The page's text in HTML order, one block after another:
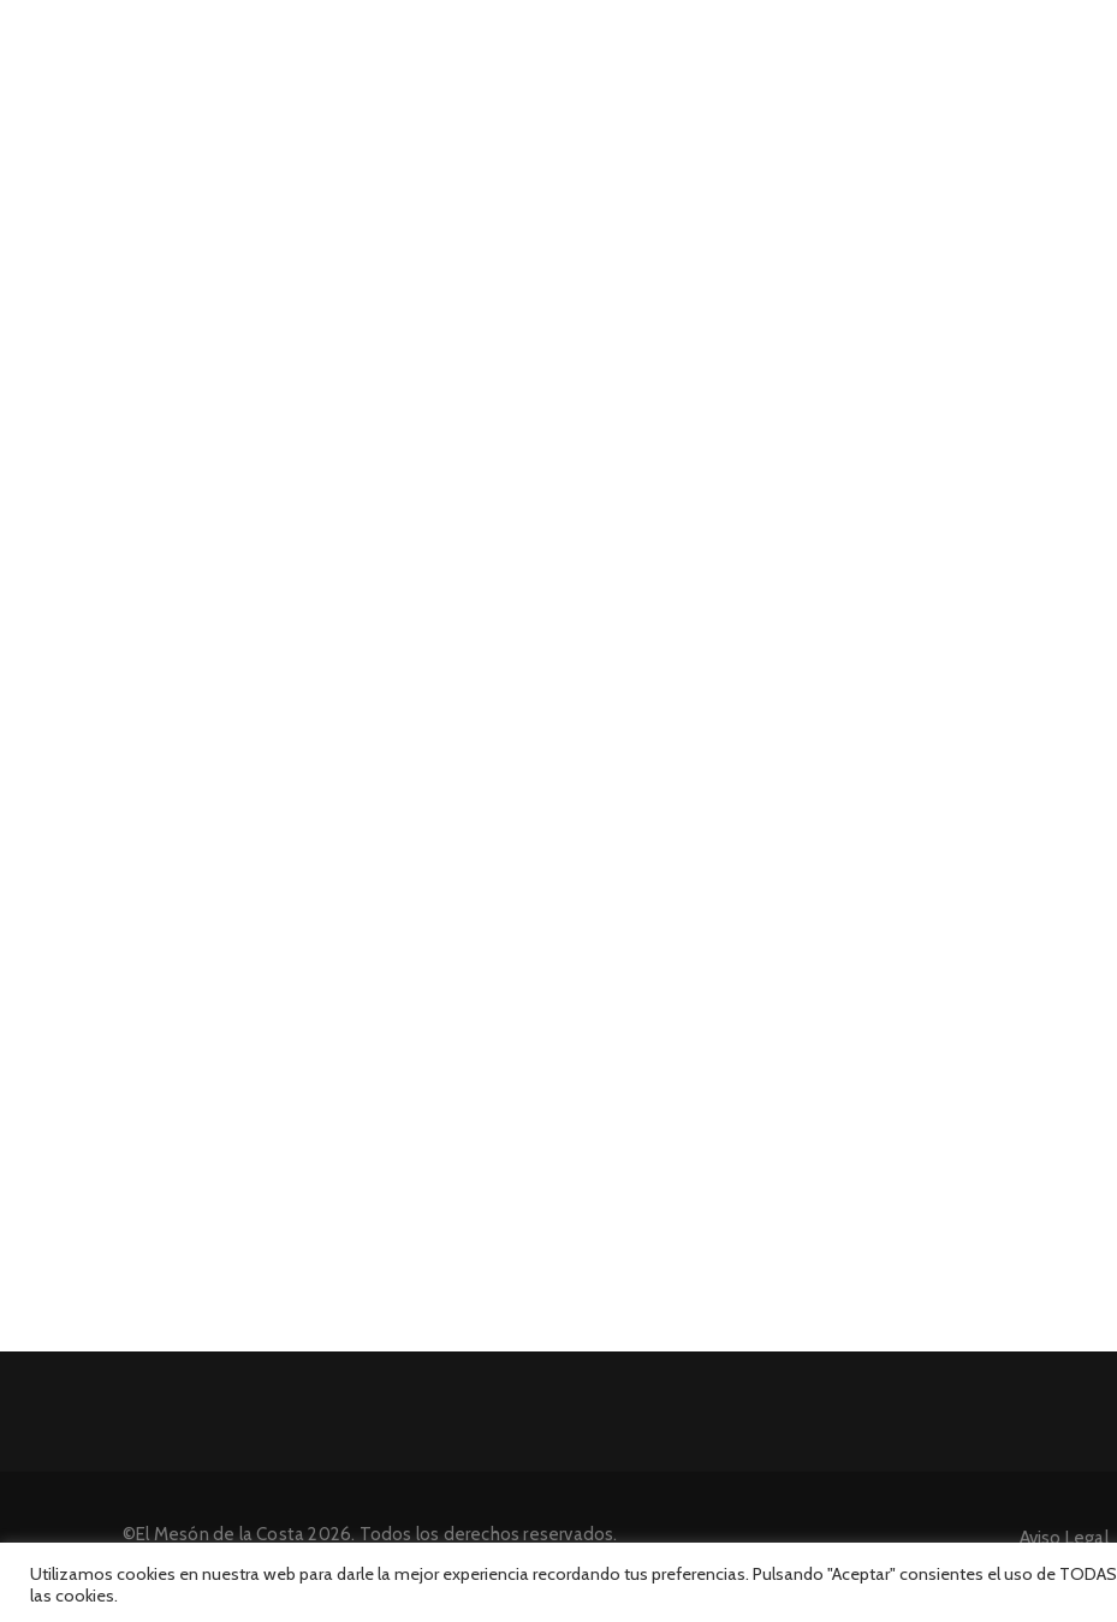
©El Mesón de la Costa 2026. Todos los derechos reservados.
Desarrollado por INFORmedia
Aviso Legal
Utilizamos cookies en nuestra web para darle la mejor experiencia recordando tus preferencias. Pulsando "Aceptar" consientes el uso de TODAS
las cookies.